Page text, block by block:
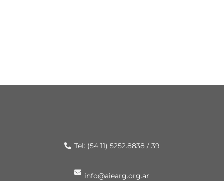
Tel: (54 11) 5252.8838 / 39
info@aiearg.org.ar